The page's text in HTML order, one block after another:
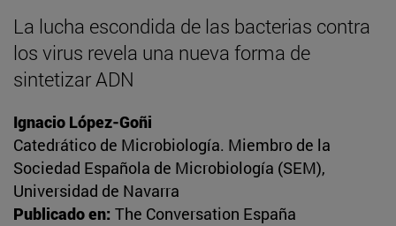
La lucha escondida de las bacterias contra
los virus revela una nueva forma de
sintetizar ADN
Ignacio López-Goñi
Catedrático de Microbiología. Miembro de la
Sociedad Española de Microbiología (SEM),
Universidad de Navarra
Publicado en: The Conversation España